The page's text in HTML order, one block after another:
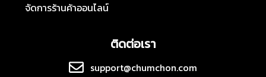
จัดการร้านค้าออนไลน์
ติดต่อเรา
support@chumchon.com